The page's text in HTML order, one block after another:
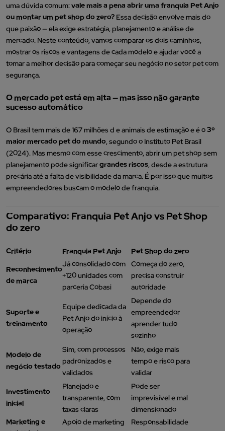
uma dúvida comum:vale mais a pena abrir uma franquia Pet Anjo
ou montar um pet shop do zero? Essa decisão envolve mais do
que paixão — ela exige estratégia, planejamento e análise de
mercado. Neste conteúdo, vamos comparar os dois caminhos,
mostrar os riscos e vantagens de cada modelo e ajudar você a
tomar a melhor decisão para começar seu negócio no setor pet com
segurança.
O mercado pet está em alta — mas isso não garante
sucesso automático
O Brasil tem mais de 167 milhões d e animais de estimação e é o3º
maior mercado pet do mundo, segundo o Instituto Pet Brasil
(2024). Mas mesmo com esse crescimento, abrir um pet shop sem
planejamento pode significargrandes riscos, desde a estrutura
precária até a falta de visibilidade da marca. É por isso que muitos
empreendedores buscam o modelo de franquia.
Comparativo: Franquia Pet Anjo vs Pet Shop
do zero
Critério Franquia Pet Anjo
Pet Shop do zero
Reconhecimento
de marca
Já consolidado com
+120 unidades com
parceria Cobasi
Começa do zero,
precisa construir
autoridade
Suporte e
treinamento
Equipe dedicada da
Pet Anjo do início à
operação
Depende do
empreendedor
aprender tudo
sozinho
Modelo de
negócio testado
Sim, com processos
padronizados e
validados
Não, exige mais
tempo e risco para
validar
Investimento
inicial
Planejado e
transparente, com
taxas claras
Pode ser
imprevisível e mal
dimensionado
Marketing e
Apoio de marketing
Responsabilidade